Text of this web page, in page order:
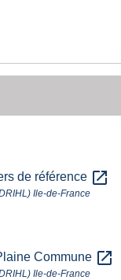
de référence open_in_new
Ile-de-France
Commune open_in_new
Ile-de-France